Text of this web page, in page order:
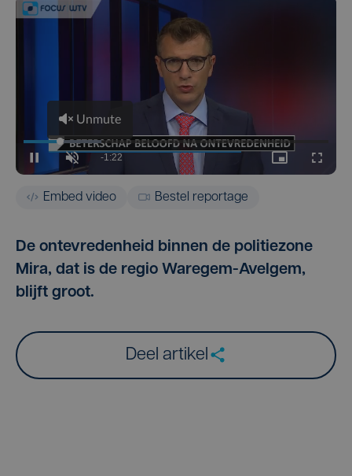
Embed video Bestel reportage
De ontevredenheid binnen de politiezone
Mira, dat is de regio Waregem-Avelgem,
blijft groot.
Deel artikel